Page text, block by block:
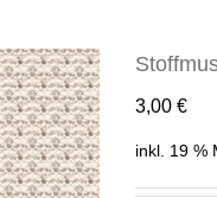
3,00 €
inkl. 19 %